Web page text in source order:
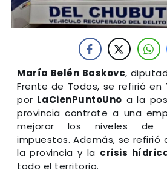
María Belén Baskovc,
Frente de Todos, se refirió en
por LaCienPuntoUno a la
provincia contrate a una
mejorar los niveles de
impuestos. Además, se refirió
la provincia y la crisis
todo el territorio.